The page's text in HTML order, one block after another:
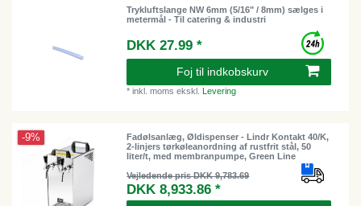
Trykluftslange NW 6mm (5/16" / 8mm) sælges i
metermål - Til catering & industri
DKK 27.99 *
Foj til indkobskurv
*inkl. moms ekskl.Levering
-9%
Fadølsanlæg, Øldispenser - Lindr Kontakt 40/K,
2-linjers tørkøleanordning af rustfrit stål, 50
liter/t, med membranpumpe, Green Line
Vejledende pris DKK 9,783.69
DKK 8,933.86 *